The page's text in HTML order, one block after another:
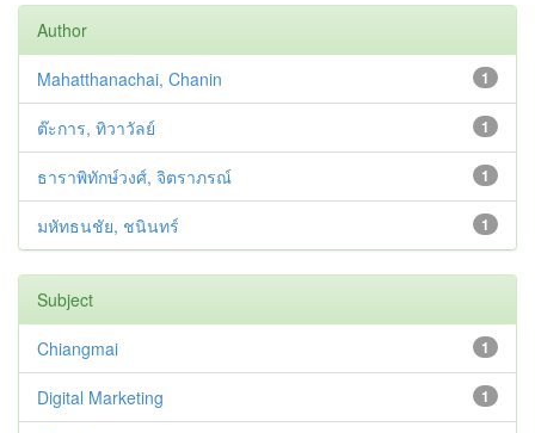
Author
1
Mahatthanachai, Chanin
1
ต๊ะการ, ทิวาวัลย์
1
ธาราพิทักษ์วงศ์, จิตราภรณ์
1
มหัทธนชัย, ชนินทร์
Subject
1
Chiangmai
1
Digital Marketing